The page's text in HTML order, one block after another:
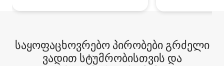
საყოფაცხოვრებო პირობები გრძელი
ვადით სტუმრობისთვის და